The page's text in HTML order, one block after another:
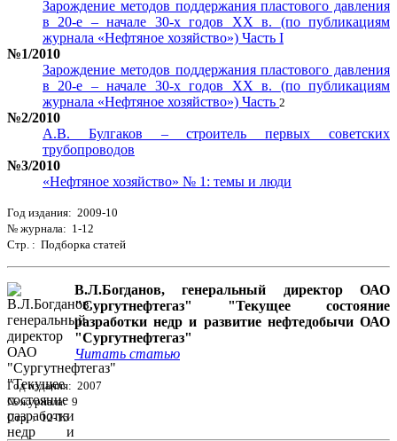
Зарождение методов поддержания пластового давления
в 20-е – начале 30-х годов ХХ в. (по публикациям
журнала «Нефтяное хозяйство») Часть I
№1/2010
Зарождение методов поддержания пластового давления
в 20-е – начале 30-х годов ХХ в. (по публикациям
журнала «Нефтяное хозяйство») Часть 2
№2/2010
А.В. Булгаков – строитель первых советских
трубопроводов
№3/2010
«Нефтяное хозяйство» № 1: темы и люди
Год издания: 2009-10
№ журнала: 1-12
Стр. : Подборка статей
В.Л.Богданов, генеральный директор ОАО
"Сургутнефтегаз" "Текущее состояние
разработки недр и развитие нефтедобычи ОАО
"Сургутнефтегаз"
Читать статью
Год издания: 2007
№ журнала: 9
Стр. : 12-15